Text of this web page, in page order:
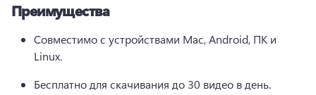
Преимущества
Совместимо с устройствами Mac, Android, ПК и
Linux.
Бесплатно для скачивания до 30 видео в день.